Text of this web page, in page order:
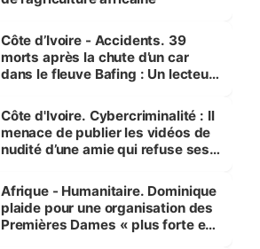
Côte d’Ivoire - Accidents. 39
morts après la chute d’un car
dans le fleuve Bafing : Un lecteur
des Transports
Côte d'Ivoire. Cybercriminalité : Il
menace de publier les vidéos de
nudité d’une amie qui refuse ses
Afrique - Humanitaire. Dominique
plaide pour une organisation des
Premières Dames « plus forte et